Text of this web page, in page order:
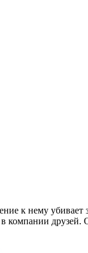
к нему убивает
друзей.